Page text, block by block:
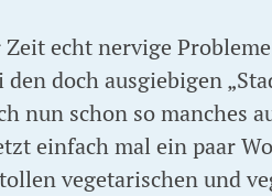
echt nervige
den doch ausgiebigen
nun schon so manches
einfach mal ein paar
vegetarischen und